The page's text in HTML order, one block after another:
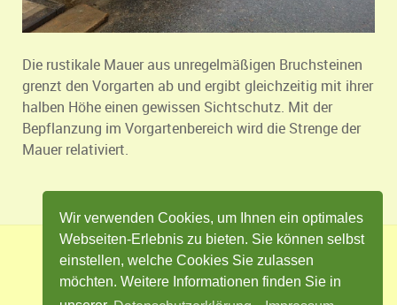
Wir verwenden Cookies, um Ihnen ein optimales
Webseiten-Erlebnis zu bieten. Sie können selbst
einstellen, welche Cookies Sie zulassen
möchten. Weitere Informationen finden Sie in
Die rustikale Mauer aus unregelmäßigen Bruchsteinen
grenzt den Vorgarten ab und ergibt gleichzeitig mit ihrer
halben Höhe einen gewissen Sichtschutz. Mit der
Bepflanzung im Vorgartenbereich wird die Strenge der
Mauer relativiert.
ImpressumDatenschutzKontakt
Cookie Einstellungen